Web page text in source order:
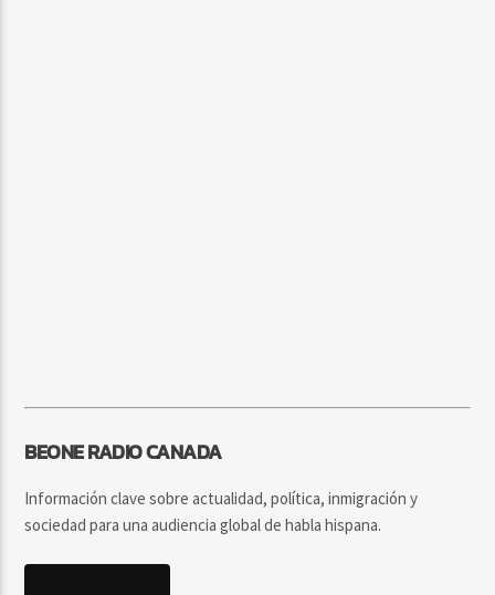
BEONE RADIO CANADA
Información clave sobre actualidad, política, inmigración y
sociedad para una audiencia global de habla hispana.